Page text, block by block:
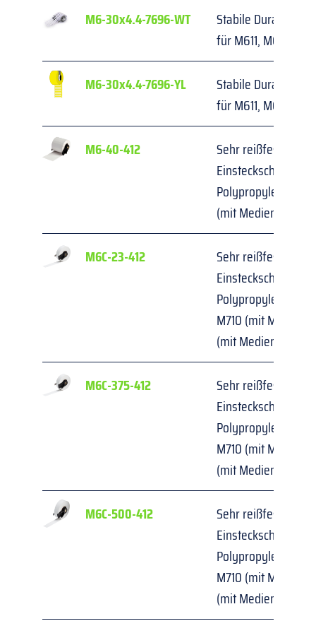
M6-30x4.4-7696-WT
Stabile
für M611, M610 und
M6-30x4.4-7696-YL
Stabile
für M611, M610 und
M6-40-412
Sehr reißfeste
Einsteckschilder/
Polypropylen für
(mit
M6C-23-412
Sehr reißfeste
Einsteckschilder/
Polypropylen für
M710 (mit
(mit
M6C-375-412
Sehr reißfeste
Einsteckschilder/
Polypropylen für
M710 (mit
(mit
M6C-500-412
Sehr reißfeste
Einsteckschilder/
Polypropylen für
M710 (mit
(mit